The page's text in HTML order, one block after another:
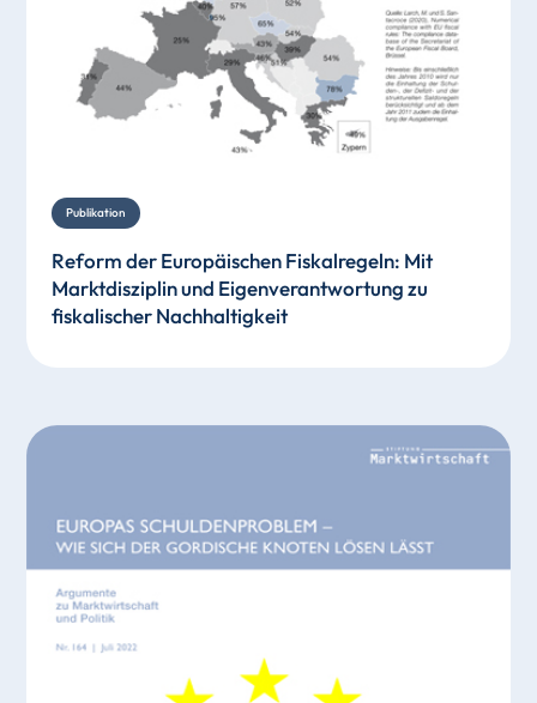
Publikation
Reform der Europäischen Fiskalregeln: Mit
Marktdisziplin und Eigenverantwortung zu
fiskalischer Nachhaltigkeit